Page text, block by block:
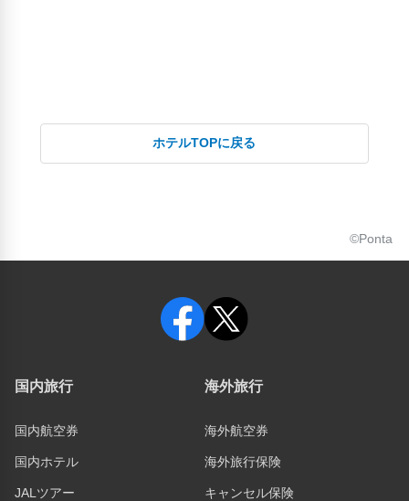
ホテルTOPに戻る
©Ponta
国内旅行
国内航空券
国内ホテル
JALツアー
海外旅行
海外航空券
海外旅行保険
キャンセル保険